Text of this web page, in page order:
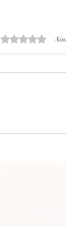
Avaliado com 0